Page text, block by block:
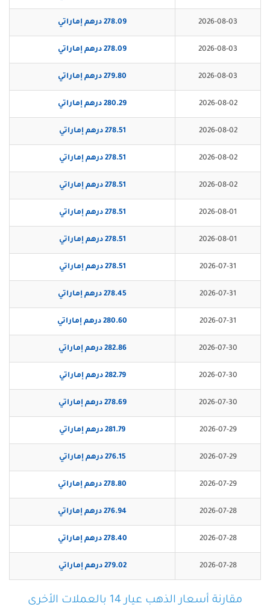
2026-08-03 278.09 درهم إماراتي
2026-08-03 278.09 درهم إماراتي
2026-08-03 279.80 درهم إماراتي
2026-08-02 280.29 درهم إماراتي
2026-08-02 278.51 درهم إماراتي
2026-08-02 278.51 درهم إماراتي
2026-08-02 278.51 درهم إماراتي
2026-08-01 278.51 درهم إماراتي
2026-08-01 278.51 درهم إماراتي
2026-07-31 278.51 درهم إماراتي
2026-07-31 278.45 درهم إماراتي
2026-07-31 280.60 درهم إماراتي
2026-07-30 282.86 درهم إماراتي
2026-07-30 282.79 درهم إماراتي
2026-07-30 278.69 درهم إماراتي
2026-07-29 281.79 درهم إماراتي
2026-07-29 276.15 درهم إماراتي
2026-07-29 278.80 درهم إماراتي
2026-07-28 276.94 درهم إماراتي
2026-07-28 278.40 درهم إماراتي
2026-07-28 279.02 درهم إماراتي
مقارنة أسعار الذهب عيار 14 بالعملات الأخرى